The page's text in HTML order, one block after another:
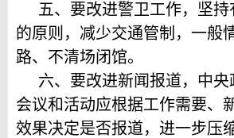
五、要改进警卫工作，坚
的原则，减少交通管制，一般
路、不清场闭馆。
六、要改进新闻报道，中
会议和活动应根据工作需要、
效果决定是否报道，进一步压